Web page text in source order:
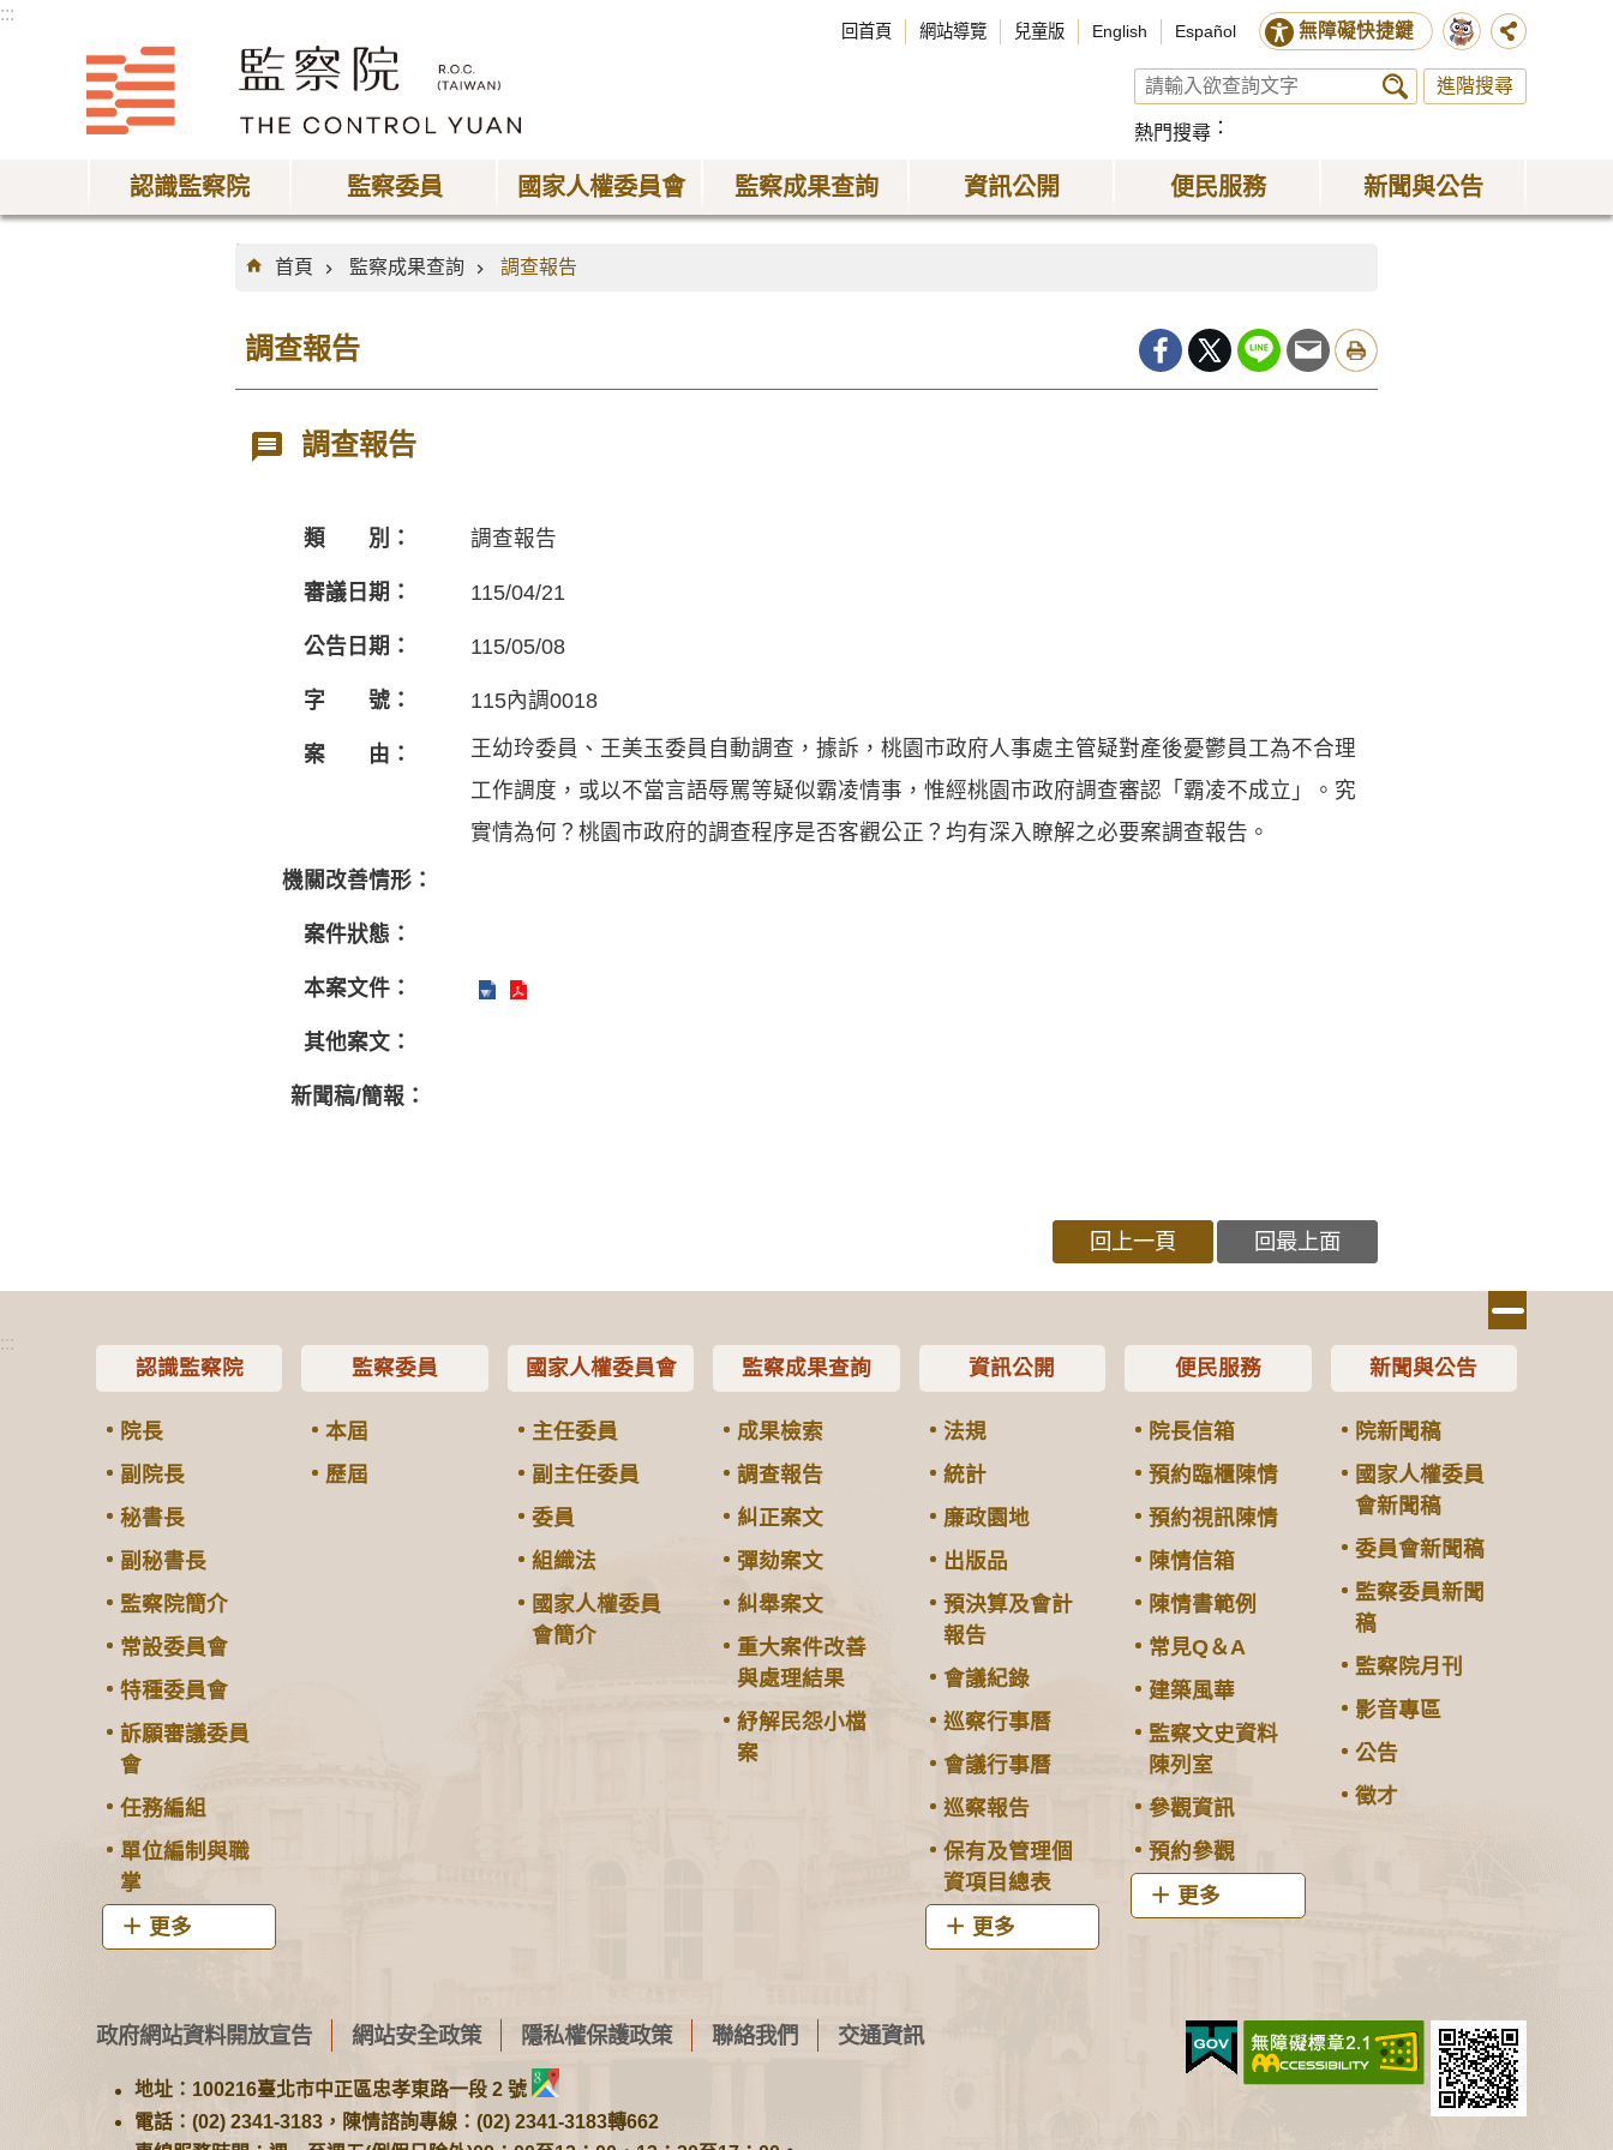
:::
回首頁 網站導覽 兒童版 English Español 無障礙快捷鍵
進階搜尋
熱門搜尋
認識監察院 監察委員 國家人權委員會 監察成果查詢 資訊公開 便民服務 新聞與公告
:::
首頁
監察成果查詢 調查報告
調查報告
調查報告
類 別： 調查報告
審議日期： 115/04/21
公告日期： 115/05/08
字 號： 115內調0018
案 由：
王幼玲委員、王美玉委員自動調查，據訴，桃園市政府人事處主管疑對產後憂鬱員工為不合理
工作調度，或以不當言語辱罵等疑似霸凌情事，惟經桃園市政府調查審認「霸凌不成立」。究
實情為何？桃園市政府的調查程序是否客觀公正？均有深入瞭解之必要案調查報告。
機關改善情形：
案件狀態：
本案文件：
其他案文：
新聞稿/簡報：
回上一頁 回最上面
:::
認識監察院
院長
副院長
秘書長
副秘書長
監察院簡介
常設委員會
特種委員會
訴願審議委員
會
任務編組
單位編制與職
掌
更多
監察委員
本屆
歷屆
國家人權委員會
主任委員
副主任委員
委員
組織法
國家人權委員
會簡介
監察成果查詢
成果檢索
調查報告
糾正案文
彈劾案文
糾舉案文
重大案件改善
與處理結果
紓解民怨小檔
案
資訊公開
法規
統計
廉政園地
出版品
預決算及會計
報告
會議紀錄
巡察行事曆
會議行事曆
巡察報告
保有及管理個
資項目總表
更多
便民服務
院長信箱
預約臨櫃陳情
預約視訊陳情
陳情信箱
陳情書範例
常見Q＆A
建築風華
監察文史資料
陳列室
參觀資訊
預約參觀
更多
新聞與公告
院新聞稿
國家人權委員
會新聞稿
委員會新聞稿
監察委員新聞
稿
監察院月刊
影音專區
公告
徵才
政府網站資料開放宣告 網站安全政策 隱私權保護政策 聯絡我們 交通資訊
地址：100216臺北市中正區忠孝東路一段 2 號
電話：(02) 2341-3183，陳情諮詢專線：(02) 2341-3183轉662